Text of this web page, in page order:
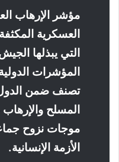
مؤشر الإرهاب
العسكرية
التي يبذلها
المؤشرات
تصنف ضمن الدول
المسلح
موجات نزوح
الأزمة الإنسانية.